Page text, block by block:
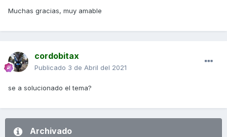
Muchas gracias, muy amable
cordobitax
Publicado 3 de Abril del 2021
se a solucionado el tema?
Archivado